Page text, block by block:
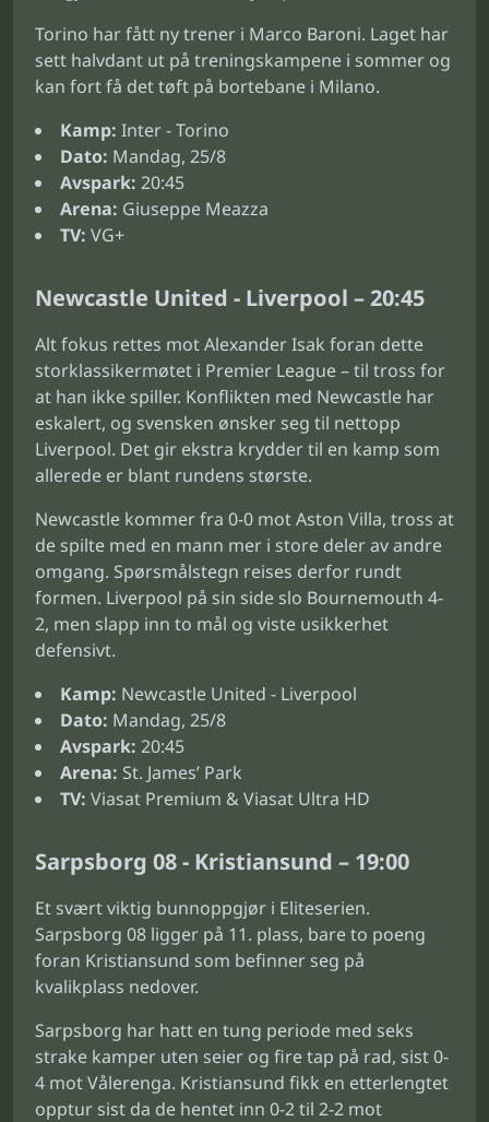
Torino har fått ny trener i Marco Baroni. Laget har
sett halvdant ut på treningskampene i sommer og
kan fort få det tøft på bortebane i Milano.
Kamp: Inter - Torino
Dato: Mandag, 25/8
Avspark: 20:45
Arena: Giuseppe Meazza
TV: VG+
Newcastle United - Liverpool – 20:45
Alt fokus rettes mot Alexander Isak foran dette
storklassikermøtet i Premier League – til tross for
at han ikke spiller. Konflikten med Newcastle har
eskalert, og svensken ønsker seg til nettopp
Liverpool. Det gir ekstra krydder til en kamp som
allerede er blant rundens største.
Newcastle kommer fra 0-0 mot Aston Villa, tross at
de spilte med en mann mer i store deler av andre
omgang. Spørsmålstegn reises derfor rundt
formen. Liverpool på sin side slo Bournemouth 4-
2, men slapp inn to mål og viste usikkerhet
defensivt.
Kamp: Newcastle United - Liverpool
Dato: Mandag, 25/8
Avspark: 20:45
Arena: St. James’ Park
TV: Viasat Premium & Viasat Ultra HD
Sarpsborg 08 - Kristiansund – 19:00
Et svært viktig bunnoppgjør i Eliteserien.
Sarpsborg 08 ligger på 11. plass, bare to poeng
foran Kristiansund som befinner seg på
kvalikplass nedover.
Sarpsborg har hatt en tung periode med seks
strake kamper uten seier og fire tap på rad, sist 0-
4 mot Vålerenga. Kristiansund fikk en etterlengtet
opptur sist da de hentet inn 0-2 til 2-2 mot